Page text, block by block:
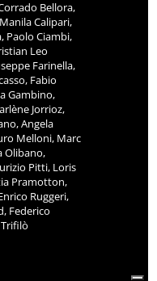
Bellora,
Calipari,
Paolo Ciambi,
Leo
Farinella,
Fabio
Gambino,
Jorrioz,
Angela
Melloni, Marc
Olibano,
Pitti, Loris
Pramotton,
Ruggeri,
Federico